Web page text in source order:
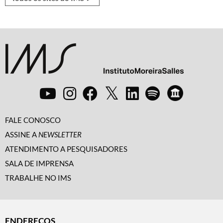
FALE CONOSCO
ASSINE A NEWSLETTER
ATENDIMENTO A PESQUISADORES
SALA DE IMPRENSA
TRABALHE NO IMS
ENDEREÇOS